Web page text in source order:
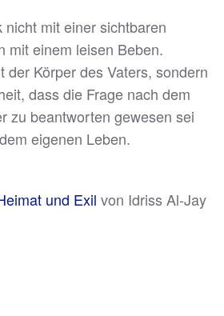
mit einer sichtbaren
mit einem leisen Beben.
der Körper des Vaters, sondern
dass die Frage nach dem
zu beantworten gewesen sei
eigenen Leben.
und Exil von Idriss Al-Jay